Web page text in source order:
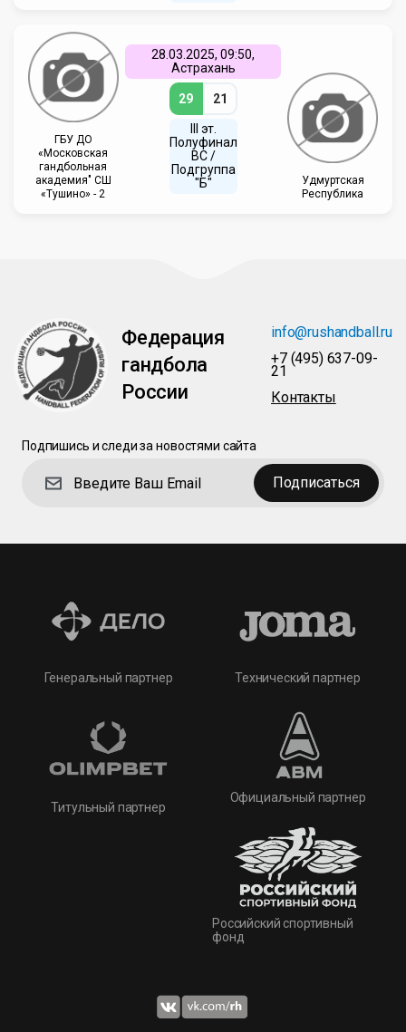
ГБУ ДО
«Московская
гандбольная
академия" СШ
«Тушино» - 2
28.03.2025, 09:50,
Астрахань
29 21
III эт.
Полуфинал
ВC /
Подгруппа
"Б"
Удмуртская
Республика
Федерация
гандбола
России
info@rushandball.ru
+7 (495) 637-09-
21
Контакты
Подпишись и следи за новостями сайта
Подписаться
Генеральный партнер
Титульный партнер
Технический партнер
Официальный партнер
Российский спортивный
фонд